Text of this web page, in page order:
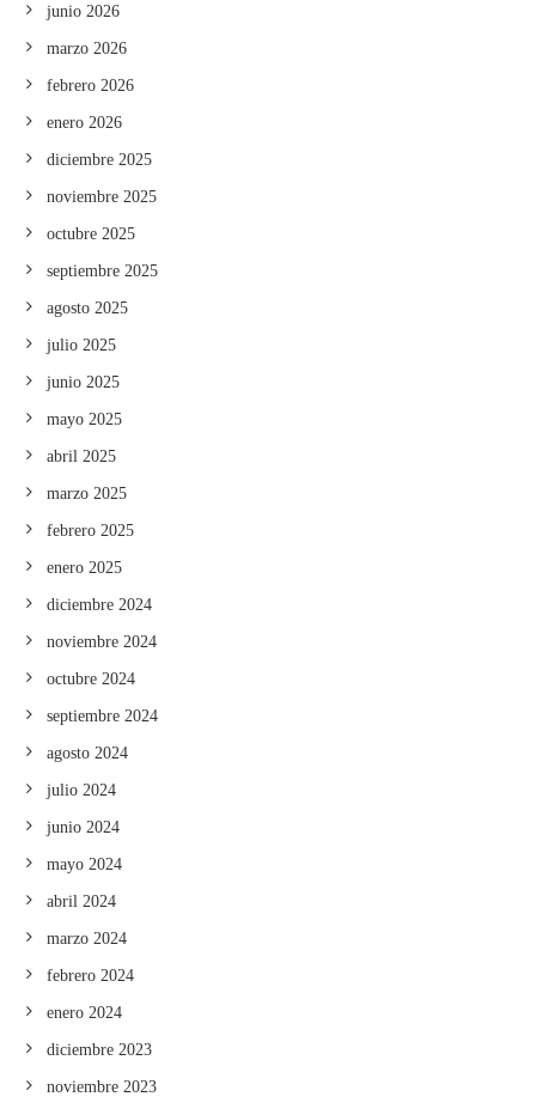
junio 2026
marzo 2026
febrero 2026
enero 2026
diciembre 2025
noviembre 2025
octubre 2025
septiembre 2025
agosto 2025
julio 2025
junio 2025
mayo 2025
abril 2025
marzo 2025
febrero 2025
enero 2025
diciembre 2024
noviembre 2024
octubre 2024
septiembre 2024
agosto 2024
julio 2024
junio 2024
mayo 2024
abril 2024
marzo 2024
febrero 2024
enero 2024
diciembre 2023
noviembre 2023